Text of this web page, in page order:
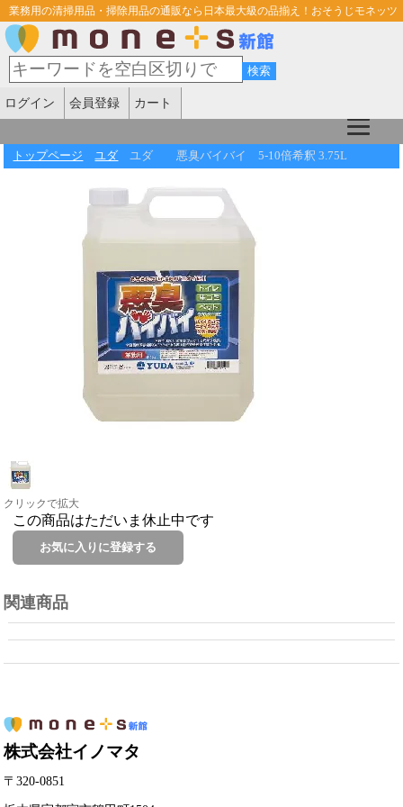
業務用の清掃用品・掃除用品の通販なら日本最大級の品揃え！おそうじモネッツ
ログイン 会員登録 カート
トップページ ユダ ユダ 悪臭バイバイ 5-10倍希釈 3.75L
クリックで拡大
この商品はただいま休止中です
関連商品
株式会社イノマタ
〒320-0851